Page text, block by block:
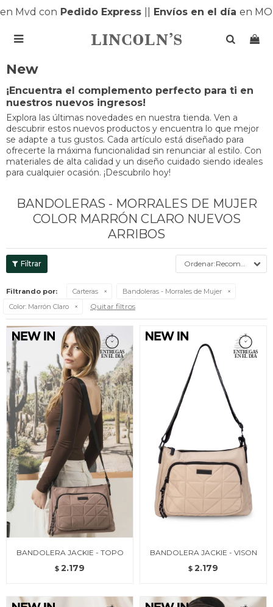
Mvd conPedido Express|| Envíos en el díaen

New
¡Encuentra el complemento perfecto para ti en
nuestros nuevos ingresos!
Explora las últimas novedades en nuestra tienda. Ven a
descubrir estos nuevos productos y encuentra lo que mejor
se adapte a tus gustos. Cada artículo está diseñado para
ofrecerte la máxima funcionalidad sin renunciar al estilo. Con
materiales de alta calidad y un diseño cuidado siendo ideales
para cualquier ocasión. ¡Descubrilo hoy!
BANDOLERAS - MORRALES DE MUJER
COLOR MARRÓN CLARO NUEVOS
ARRIBOS
Recomendados
Filtrando por: Carteras
Bandoleras - Morrales de Mujer
Color: Marrón Claro Quitar filtros
BANDOLERA JACKIE - TOPO
$ 2.179
BANDOLERA JACKIE - VISON
$ 2.179